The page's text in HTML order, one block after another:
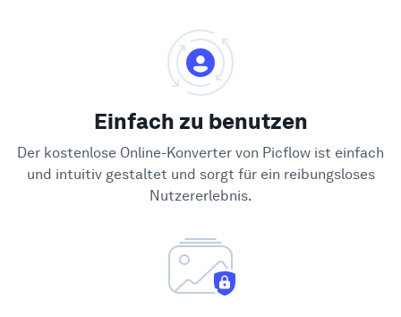
Einfach zu benutzen
Der kostenlose Online-Konverter von Picflow ist einfach
und intuitiv gestaltet und sorgt für ein reibungsloses
Nutzererlebnis.